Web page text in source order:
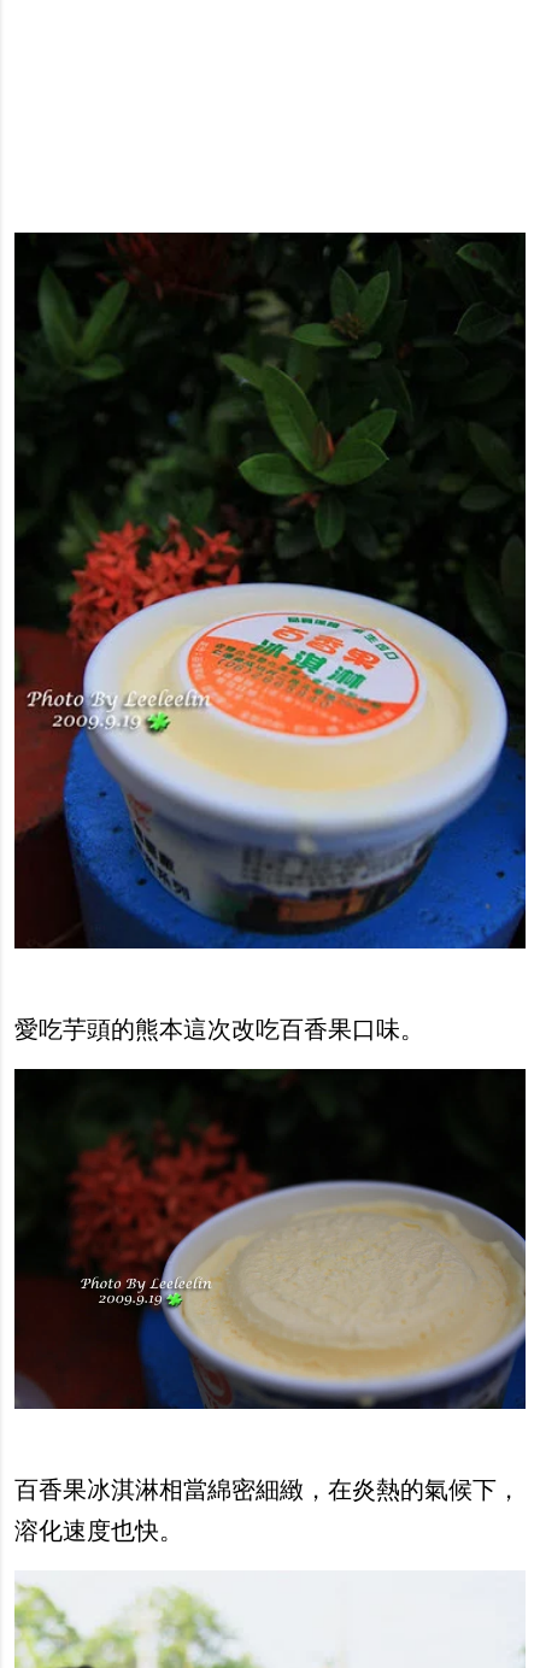
愛吃芋頭的熊本這次改吃百香果口味。
百香果冰淇淋相當綿密細緻，在炎熱的氣候下，
溶化速度也快。